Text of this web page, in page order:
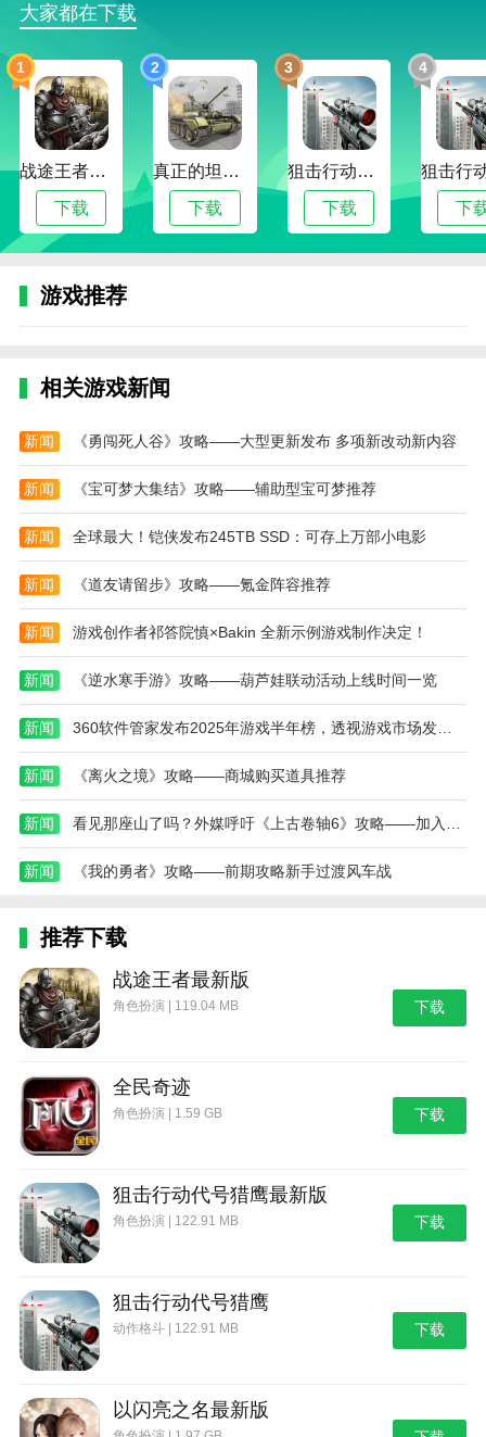
9、转身，拿走桌子上的“莫夫之匙”。
10、点击门旁的密码器，输入得到的线索“BMW”，
门锁解除。
11、点击右侧的门，使用“莫夫之匙”解开门锁。
12、后退，在桌子上发现“人偶的右臂”。
13、出门，在墙上发现一个魔法阵，放入“人偶的
右臂”。
15、回到走廊，查看机关，根据线索“A=H T=I”的
“BMW”，而加工，即为去掉字母的上半部分，所以密码
即为DIVIVV。
16、在输入密码后，机关打开，得到“子弹”x9。
17、拍照，穿过隧道，点击墙上的密码器，将子弹
按照奇怪的图放入。
18、进入门后，触发剧情，“美食家结局”达成。
泞之翼3梦想游戏特色
1、小文件内容丰富：游戏文件虽然小，但包含丰
富的机制谜题和角色情节，以及多分支、多结局和高自
由度。
2、独特的绘画风格：游戏采用简单复古的绘画风
格，试图衬托出人类情感中最原始、最简单的一面，给
玩家带来不同的视觉体验。
3、角色众多：游戏包含丰富的角色元素，每个角
色都有自己的特点，这让玩家在旅途中感到孤独。
带来新的情节和谜题。
泞之翼3梦想游戏优势
1、没有广告也没有氪金：游戏中没有广告，也不
需要氪金，所以玩家可以简单地享受解谜的乐趣。
2、操作简单：游戏操作简单，玩家可以轻松上
手，专注于解谜。
3、强烈的替代感：游戏的故事非常感人，可以给
游戏世界。
4、免费游戏：这是一款完全免费的手机游戏，玩
家可以通过游戏体验非常激动人心的冒险。
更新日志
v0.4.12版本
2、修正了其它一些BUG。
大家都在下载
1
战途王者最新版
下载
2
真正的坦克大战
下载
3
狙击行动代号猎鹰最新版
下载
4
下
游戏推荐
相关游戏新闻
新闻 《勇闯死人谷》攻略——大型更新发布 多项新改动新内容
新闻 《宝可梦大集结》攻略——辅助型宝可梦推荐
新闻 全球最大！铠侠发布245TB SSD：可存上万部小电影
新闻 《道友请留步》攻略——氪金阵容推荐
新闻 游戏创作者祁答院慎×Bakin 全新示例游戏制作决定！
新闻 《逆水寒手游》攻略——葫芦娃联动活动上线时间一览
新闻 360软件管家发布2025年游戏半年榜，透视游戏市场发展趋势！
新闻 《离火之境》攻略——商城购买道具推荐
新闻
新闻 《我的勇者》攻略——前期攻略新手过渡风车战
推荐下载
战途王者最新版
角色扮演 | 119.04 MB 下载
全民奇迹
角色扮演 | 1.59 GB 下载
狙击行动代号猎鹰最新版
角色扮演 | 122.91 MB 下载
狙击行动代号猎鹰
动作格斗 | 122.91 MB 下载
以闪亮之名最新版